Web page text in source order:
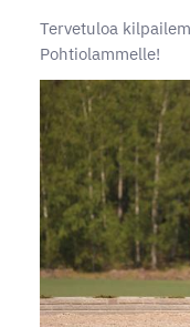
Tervetuloa
Pohtiolammelle!